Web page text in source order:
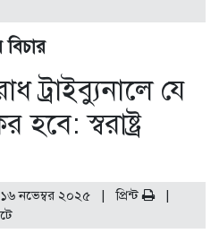
ট্রাইব্যুনালে যে
স্বরাষ্ট্র
১৬ নভেম্বর ২০২৫ |প্রিন্ট